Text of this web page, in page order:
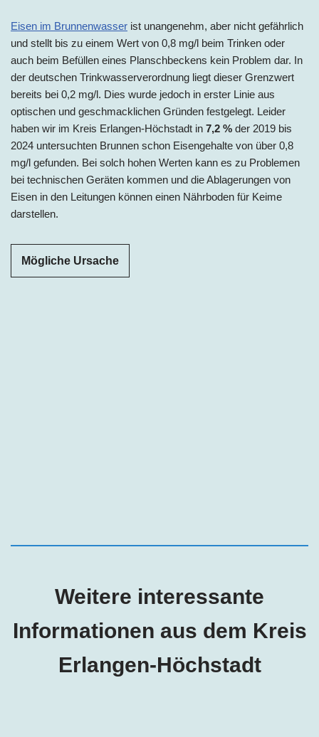
Eisen im Brunnenwasser ist unangenehm, aber nicht gefährlich
und stellt bis zu einem Wert von 0,8 mg/l beim Trinken oder
auch beim Befüllen eines Planschbeckens kein Problem dar. In
der deutschen Trinkwasserverordnung liegt dieser Grenzwert
bereits bei 0,2 mg/l. Dies wurde jedoch in erster Linie aus
optischen und geschmacklichen Gründen festgelegt. Leider
haben wir im Kreis Erlangen-Höchstadt in 7,2 % der 2019 bis
2024 untersuchten Brunnen schon Eisengehalte von über 0,8
mg/l gefunden. Bei solch hohen Werten kann es zu Problemen
bei technischen Geräten kommen und die Ablagerungen von
Eisen in den Leitungen können einen Nährboden für Keime
darstellen.
Mögliche Ursache
Weitere interessante
Informationen aus dem Kreis
Erlangen-Höchstadt